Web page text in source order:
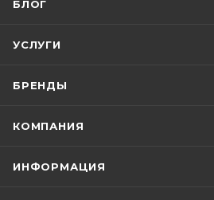
БЛОГ
УСЛУГИ
БРЕНДЫ
КОМПАНИЯ
ИНФОРМАЦИЯ